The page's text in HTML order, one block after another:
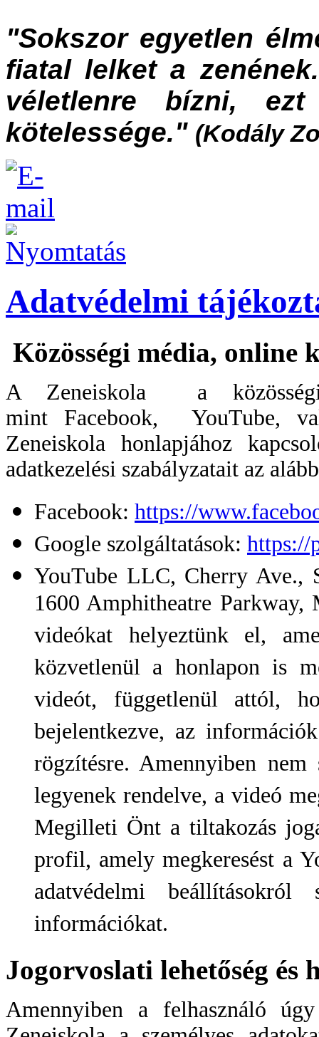
"Sokszor egyetlen
fiatal lelket a
véletlenre bízni,
kötelessége." (Kodály
Adatvédelmi
Közösségi média, online
A Zeneiskola a
mint Facebook, YouTube,
Zeneiskola honlapjához
adatkezelési szabályzatait az
Facebook: https://
Google szolgáltatások: https://
YouTube LLC, Cherry Ave.,
1600 Amphitheatre
videókat helyeztünk el,
közvetlenül a honlapon is
videót, függetlenül attól,
bejelentkezve, az
rögzítésre. Amennyiben
legyenek rendelve, a videó
Megilleti Önt a tiltakozás
profil, amely megkeresést a
adatvédelmi
információkat.
Jogorvoslati lehetőség és
Amennyiben a felhasználó